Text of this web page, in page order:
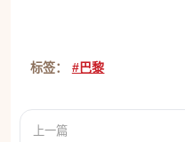
标签： #巴黎
上一篇